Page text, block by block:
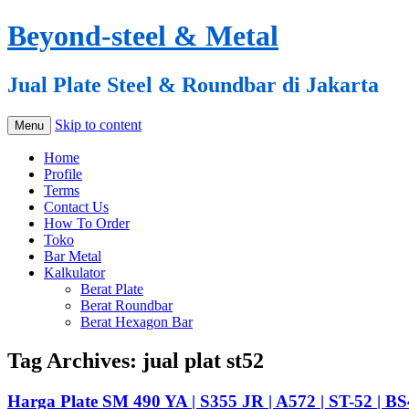
Beyond-steel & Metal
Jual Plate Steel & Roundbar di Jakarta
Menu Skip to content
Home
Profile
Terms
Contact Us
How To Order
Toko
Bar Metal
Kalkulator
Berat Plate
Berat Roundbar
Berat Hexagon Bar
Tag Archives: jual plat st52
Harga Plate SM 490 YA | S355 JR | A572 | ST-52 |